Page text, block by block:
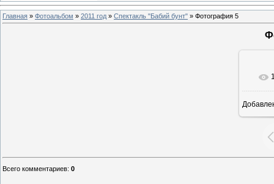
Главная » Фотоальбом » 2011 год » Спектакль "Бабий бунт" » Фотография 5
Всего комментариев: 0